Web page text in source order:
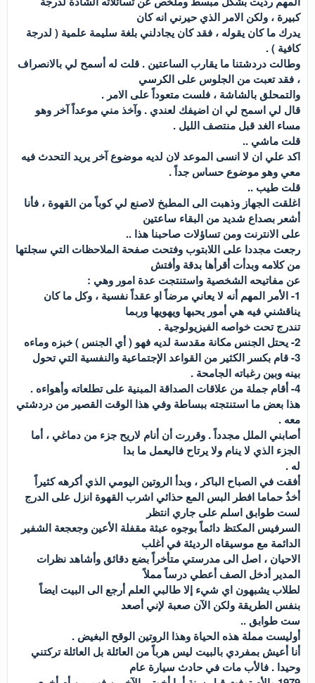
كبيرة ، ولكن الامر الذي حيرني انه كان
يدرك ما كان يقوله ، فقد كان يجادلني بلغة سليمة علمية ( لدرجة
كافية ) .
وطالت دردشتنا ما يقارب الساعتين . قلت له أسمح لي بالانصراف
، فقد تعبت من الجلوس على الكرسي
والتمحلق بالشاشة ، فلست متعوداً على الامر .
قال لي اسمح لي ان اضيفك لعندي . وآخذ مني موعداً آخر وهو
مساء الغد قبل منتصف الليل .
قلت ماشي ..
اكد علي ان لا انسى الموعد لان لديه موضوع آخر يريد التحدث فيه
معي وهو موضوع حساس جداً .
قلت طيب ..
اغلقت الجهاز وذهبت الى المطبخ لاصنع لي كوباً من القهوة ، فأنا
أشعر بصداع شديد من البقاء ساعتين
على الانترنت ومن تساؤلات صاحبنا هذا ..
رجعت مجددا على اللابتوب وفتحت صفحة الملاحظات التي سجلتها
من كلامه وبدأت أقرأها بدقة وأفتش
عن مفاتيحه الشخصية واستنتجت عدة امور وهي :
1- الأمر المهم أنه لا يعاني مرضاً او عقداً نفسية ، وكل ما كان
يناقشني فيه هي أمور يحبها ويهويها وربما
تندرج تحت خواصه الفيزيولوجية .
2- يحتل الجنس مكانة مقدسة لديه فهو ( أي الجنس ) خبزه وماءه
3- قام بكسر الكثير من القواعد الإجتماعية والنفسية التي تحول
بينه وبين رغباته الجامحة .
4- أقام جملة من علاقات الصداقة المبنية على تطلعاته وأهواءه .
هذا بعض ما استنتجته ببساطة وفي هذا الوقت القصير من دردشتي
معه .
أصابني الملل مجدداً . وقررت أن أنام لاريح جزء من دماغي ، أما
الجزء الذي لا ينام ولا يرتاح فاليعمل ما بدا
له .
أفقت في الصباح الباكر ، وبدأ الروتين اليومي الذي أكرهه كثيراً
أخذُ حماما افطر البس المع حذائي اشرب القهوة انزل على الدرج
لست طوابق اسلم على جاري انتظر
السرفيس المكتظ دائماً بوجوه عبثة مقفلة الأعين وجعجعة الشفير
الدائمة مع موسيقاه الرديئة في أغلب
الاحيان ، اصل الى مدرستي متأخراً بضع دقائق وأشاهد نظرات
المدير أدخل الصف أعطي درساً مملاً
لطلاب يشبهون اي شيء إلا طالبي العلم أرجع الى البيت ايضاً
بنفس الطريقة ولكن الآن صعبة لإني أصعد
ست طوابق ..
أوليست مملة هذه الحياة وهذا الروتين الوقح البغيض .
أنا أعيش بمفردي بالبيت ليس هرباً من العائلة بل العائلة تركتني
وحيدا . فالأب مات في حادث سيارة عام